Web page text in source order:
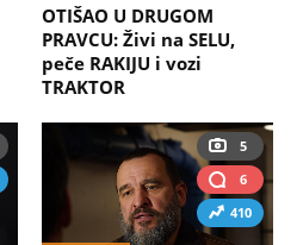
OTIŠAO U DRUGOM
PRAVCU: Živi na SELU,
peče RAKIJU i vozi
TRAKTOR
5
6
410